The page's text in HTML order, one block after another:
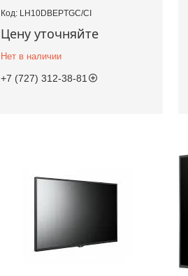
LH10DBEPTGC/CI
Цену уточняйте
Нет в наличии
+7 (727) 312-38-81